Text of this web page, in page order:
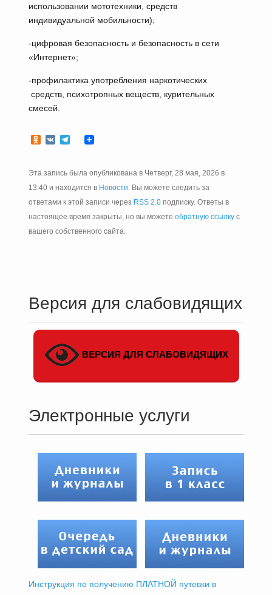
использовании мототехники, средств
индивидуальной мобильности);
-цифровая безопасность и безопасность в сети
«Интернет»;
-профилактика употребления наркотических
средств, психотропных веществ, курительных
смесей.
Odnoklassniki
VKTelegram
Эта запись была опубликована в Четверг, 28 мая, 2026 в
13:40 и находится в Новости. Вы можете следить за
ответами к этой записи через RSS 2.0подписку. Ответы в
настоящее время закрыты, но вы можете обратную ссылкус
вашего собственного сайта.
Версия для слабовидящих
ВЕРСИЯ ДЛЯ СЛАБОВИДЯЩИХ
Электронные услуги
Инструкция по получению ПЛАТНОЙ путевки в